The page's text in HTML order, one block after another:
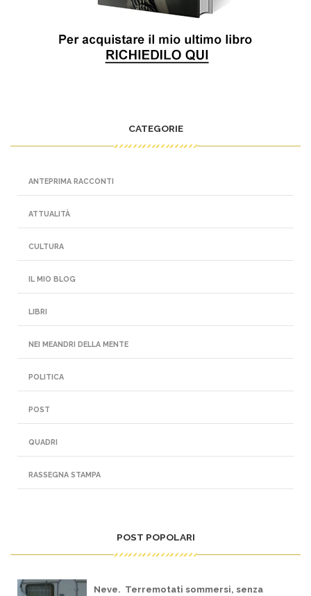
CATEGORIE
ANTEPRIMA RACCONTI
ATTUALITÀ
CULTURA
IL MIO BLOG
LIBRI
NEI MEANDRI DELLA MENTE
POLITICA
POST
QUADRI
RASSEGNA STAMPA
POST POPOLARI
Neve. Terremotati sommersi, senza